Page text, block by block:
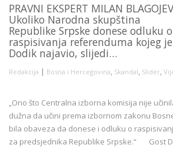
PRAVNI EKSPERT MILAN
Ukoliko Narodna skupština
Republike Srpske donese odluku o
raspisivanja referenduma kojeg je
Dodik najavio, slijedi…
Redakcija | Bosna i Hercegovina, Skandal, Slider,
„Ono što Centralna izborna komisija nije
dužna da učini prema izbornom zakonu
bila obaveza da donese i odluku o
za predsjednika Republike Srpske.“ Gost